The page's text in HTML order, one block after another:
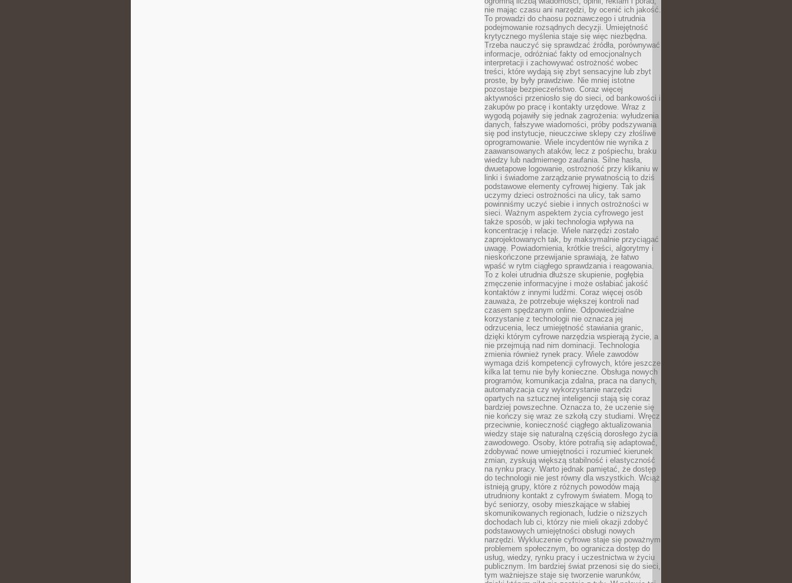
nie mając czasu ani narzędzi, by ocenić ich jakość.
To prowadzi do chaosu poznawczego i utrudnia
podejmowanie rozsądnych decyzji. Umiejętność
krytycznego myślenia staje się więc niezbędna.
Trzeba nauczyć się sprawdzać źródła, porównywać
informacje, odróżniać fakty od emocjonalnych
interpretacji i zachowywać ostrożność wobec
treści, które wydają się zbyt sensacyjne lub zbyt
proste, by były prawdziwe. Nie mniej istotne
pozostaje bezpieczeństwo. Coraz więcej
aktywności przeniosło się do sieci, od bankowości i
zakupów po pracę i kontakty urzędowe. Wraz z
wygodą pojawiły się jednak zagrożenia: wyłudzenia
danych, fałszywe wiadomości, próby podszywania
się pod instytucje, nieuczciwe sklepy czy złośliwe
oprogramowanie. Wiele incydentów nie wynika z
zaawansowanych ataków, lecz z pośpiechu, braku
wiedzy lub nadmiernego zaufania. Silne hasła,
dwuetapowe logowanie, ostrożność przy klikaniu w
linki i świadome zarządzanie prywatnością to dziś
podstawowe elementy cyfrowej higieny. Tak jak
uczymy dzieci ostrożności na ulicy, tak samo
powinniśmy uczyć siebie i innych ostrożności w
sieci. Ważnym aspektem życia cyfrowego jest
także sposób, w jaki technologia wpływa na
koncentrację i relacje. Wiele narzędzi zostało
zaprojektowanych tak, by maksymalnie przyciągać
uwagę. Powiadomienia, krótkie treści, algorytmy i
nieskończone przewijanie sprawiają, że łatwo
wpaść w rytm ciągłego sprawdzania i reagowania.
To z kolei utrudnia dłuższe skupienie, pogłębia
zmęczenie informacyjne i może osłabiać jakość
kontaktów z innymi ludźmi. Coraz więcej osób
zauważa, że potrzebuje większej kontroli nad
czasem spędzanym online. Odpowiedzialne
korzystanie z technologii nie oznacza jej
odrzucenia, lecz umiejętność stawiania granic,
dzięki którym cyfrowe narzędzia wspierają życie, a
nie przejmują nad nim dominacji. Technologia
zmienia również rynek pracy. Wiele zawodów
wymaga dziś kompetencji cyfrowych, które jeszcze
kilka lat temu nie były konieczne. Obsługa nowych
programów, komunikacja zdalna, praca na danych,
automatyzacja czy wykorzystanie narzędzi
opartych na sztucznej inteligencji stają się coraz
bardziej powszechne. Oznacza to, że uczenie się
nie kończy się wraz ze szkołą czy studiami. Wręcz
przeciwnie, konieczność ciągłego aktualizowania
wiedzy staje się naturalną częścią dorosłego życia
zawodowego. Osoby, które potrafią się adaptować,
zdobywać nowe umiejętności i rozumieć kierunek
zmian, zyskują większą stabilność i elastyczność
na rynku pracy. Warto jednak pamiętać, że dostęp
do technologii nie jest równy dla wszystkich. Wciąż
istnieją grupy, które z różnych powodów mają
utrudniony kontakt z cyfrowym światem. Mogą to
być seniorzy, osoby mieszkające w słabiej
skomunikowanych regionach, ludzie o niższych
dochodach lub ci, którzy nie mieli okazji zdobyć
podstawowych umiejętności obsługi nowych
narzędzi. Wykluczenie cyfrowe staje się poważnym
problemem społecznym, bo ogranicza dostęp do
usług, wiedzy, rynku pracy i uczestnictwa w życiu
publicznym. Im bardziej świat przenosi się do sieci,
tym ważniejsze staje się tworzenie warunków,